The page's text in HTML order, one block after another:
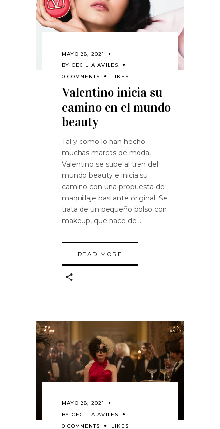
MAYO 28, 2021
BY CECILIA AVILES
0 COMMENTS
LIKES
Valentino inicia su
camino en el mundo
beauty
Tal y como lo han hecho
muchas marcas de moda,
Valentino se sube al tren del
mundo beauty e inicia su
camino con una propuesta de
maquillaje bastante original. Se
trata de un pequeño bolso con
makeup, que hace de
READ MORE
MAYO 28, 2021
BY CECILIA AVILES
0 COMMENTS
LIKES